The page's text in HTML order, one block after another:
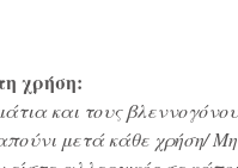
χρήση:
και τους
μετά κάθε χρήση/